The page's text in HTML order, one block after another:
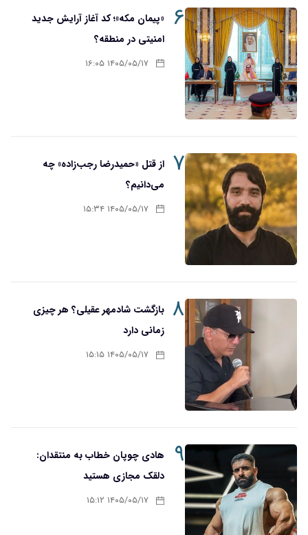
۶
«پیمان مکه»؛ کد آغاز آرایش جدید
امنیتی در منطقه؟
۱۴۰۵/۰۵/۱۷ ۱۶:۰۵
۷ از قتل «حمیدرضا رجب‌زاده» چه
می‌دانیم؟
۱۴۰۵/۰۵/۱۷ ۱۵:۳۴
۸ بازگشت شادمهر عقیلی؟ هر چیزی
زمانی دارد
۱۴۰۵/۰۵/۱۷ ۱۵:۱۵
۹
هادی چوپان خطاب به منتقدان:
دلقک مجازی هستید
۱۴۰۵/۰۵/۱۷ ۱۵:۱۲